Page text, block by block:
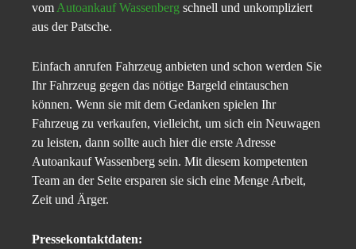
vom Autoankauf Wassenberg schnell und unkompliziert
aus der Patsche.
Einfach anrufen Fahrzeug anbieten und schon werden Sie
Ihr Fahrzeug gegen das nötige Bargeld eintauschen
können. Wenn sie mit dem Gedanken spielen Ihr
Fahrzeug zu verkaufen, vielleicht, um sich ein Neuwagen
zu leisten, dann sollte auch hier die erste Adresse
Autoankauf Wassenberg sein. Mit diesem kompetenten
Team an der Seite ersparen sie sich eine Menge Arbeit,
Zeit und Ärger.
Pressekontaktdaten: